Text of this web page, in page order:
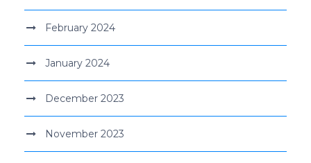
February 2024
January 2024
December 2023
November 2023